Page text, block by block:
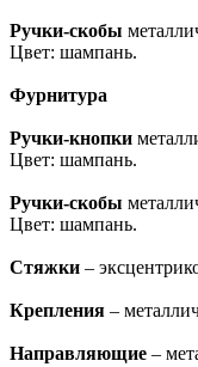
Ручки-скобы
Цвет: шампань.
Фурнитура
Ручки-кнопки
Цвет: шампань.
Ручки-скобы
Цвет: шампань.
Стяжки –
Крепления –
Направляющие –